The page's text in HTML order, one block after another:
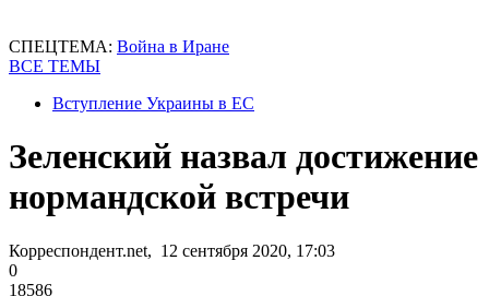
СПЕЦТЕМА: Война в Иране
ВСЕ ТЕМЫ
Вступление Украины в ЕС
Зеленский назвал достижение
нормандской встречи
Корреспондент.net, 12 сентября 2020, 17:03
0
18586